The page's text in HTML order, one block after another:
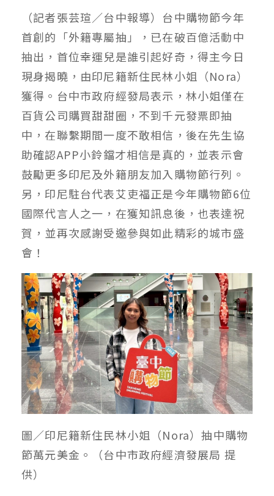
（記者張芸瑄／台中報導）台中購物節今年
首創的「外籍專屬抽」，已在破百億活動中
抽出，首位幸運兒是誰引起好奇，得主今日
現身揭曉，由印尼籍新住民林小姐（Nora）
獲得。台中市政府經發局表示，林小姐僅在
百貨公司購買甜甜圈，不到千元發票即抽
中，在聯繫期間一度不敢相信，後在先生協
助確認APP小鈴鐺才相信是真的，並表示會
鼓勵更多印尼及外籍朋友加入購物節行列。
另，印尼駐台代表艾吏福正是今年購物節6位
國際代言人之一，在獲知訊息後，也表達祝
賀，並再次感謝受邀參與如此精彩的城市盛
會！
圖／印尼籍新住民林小姐（Nora）抽中購物
節萬元美金。（台中市政府經濟發展局 提
供）